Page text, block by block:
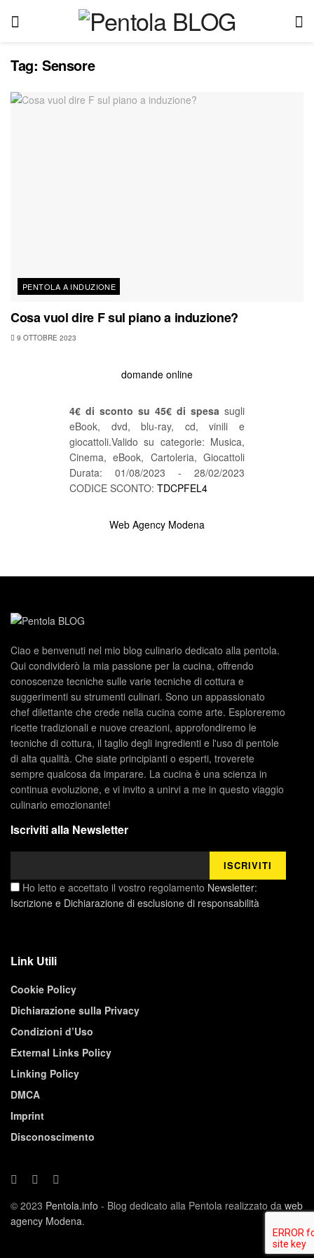
Tag: Sensore
PENTOLA A INDUZIONE
Cosa vuol dire F sul piano a induzione?
9 OTTOBRE 2023
domande online
4€ di sconto su 45€ di spesa sugli
eBook, dvd, blu-ray, cd, vinili e
giocattoli.Valido su categorie: Musica,
Cinema, eBook, Cartoleria, Giocattoli
Durata: 01/08/2023 - 28/02/2023
CODICE SCONTO: TDCPFEL4
Web Agency Modena
Ciao e benvenuti nel mio blog culinario dedicato alla pentola.
Qui condividerò la mia passione per la cucina, offrendo
conoscenze tecniche sulle varie tecniche di cottura e
suggerimenti su strumenti culinari. Sono un appassionato
chef dilettante che crede nella cucina come arte. Esploreremo
ricette tradizionali e nuove creazioni, approfondiremo le
tecniche di cottura, il taglio degli ingredienti e l'uso di pentole
di alta qualità. Che siate principianti o esperti, troverete
sempre qualcosa da imparare. La cucina è una scienza in
continua evoluzione, e vi invito a unirvi a me in questo viaggio
culinario emozionante!
Iscriviti alla Newsletter
Ho letto e accettato il vostro regolamento Newsletter:
Iscrizione e Dichiarazione di esclusione di responsabilità
Link Utili
Cookie Policy
Dichiarazione sulla Privacy
Condizioni d’Uso
External Links Policy
Linking Policy
DMCA
Imprint
Disconoscimento
© 2023 Pentola.info - Blog dedicato alla Pentola realizzato da web
agency Modena.